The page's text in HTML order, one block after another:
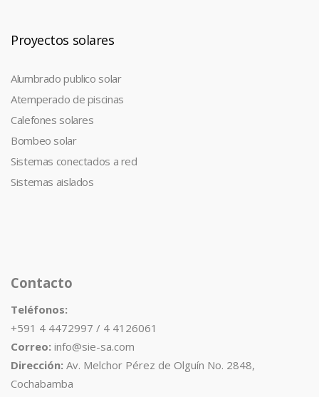
Proyectos solares
Alumbrado publico solar
Atemperado de piscinas
Calefones solares
Bombeo solar
Sistemas conectados a red
Sistemas aislados
Contacto
Teléfonos:
+591 4 4472997 / 4 4126061
Correo: info@sie-sa.com
Dirección: Av. Melchor Pérez de Olguín No. 2848,
Cochabamba